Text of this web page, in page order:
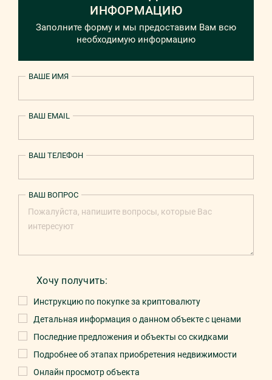
ИНФОРМАЦИЮ
Заполните форму и мы предоставим Вам всю
необходимую информацию
ВАШЕ ИМЯ
ВАШ EMAIL
ВАШ ТЕЛЕФОН
Хочу получить:
Инструкцию по покупке за криптовалюту
Детальная информация о данном объекте с ценами
Последние предложения и объекты со скидками
Подробнее об этапах приобретения недвижимости
Онлайн просмотр объекта
ВАШ ВОПРОС